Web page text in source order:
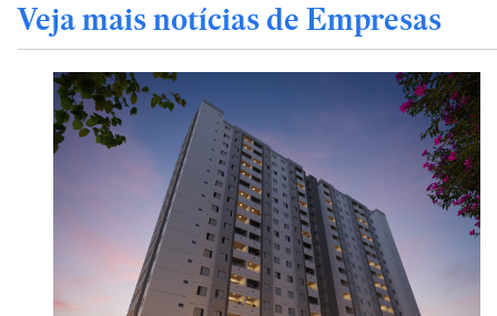
Veja mais notícias de Empresas